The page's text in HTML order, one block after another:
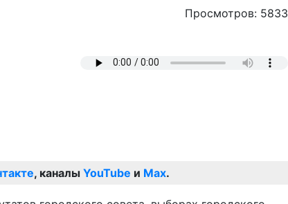
Просмотров: 5833
, каналы YouTube и Max.